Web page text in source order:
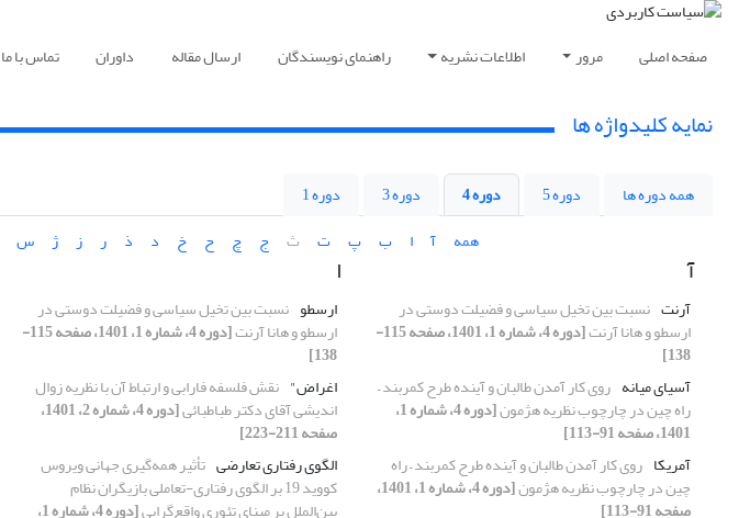
صفحه اصلی مرور اطلاعات نشریه راهنمای نویسندگان ارسال مقاله داوران تماس با ما
نمایه کلیدواژه ها
همه دوره ها دوره 5 دوره 4 دوره 3
دوره 1
همه
آ ا ب پ ت ث ج چ ح خ د ذ ر ز ژ س
آ
آرنت نسبت بین تخیل سیاسی و فضیلت دوستی در
ارسطو و هانا آرنت [دوره 4، شماره 1، 1401، صفحه 115-
138]
آسیای میانه روی کار آمدن طالبان و آینده طرح کمربند –
راه چین در چارچوب نظریه هژمون [دوره 4، شماره 1،
1401، صفحه 91-113]
آمریکا روی کار آمدن طالبان و آینده طرح کمربند – راه
چین در چارچوب نظریه هژمون [دوره 4، شماره 1، 1401،
صفحه 91-113]
ا
ارسطو نسبت بین تخیل سیاسی و فضیلت دوستی در
ارسطو و هانا آرنت [دوره 4، شماره 1، 1401، صفحه 115-
138]
اغراض" نقش فلسفه فارابی و ارتباط آن با نظریه زوال
اندیشی آقای دکتر طباطبائی [دوره 4، شماره 2، 1401،
صفحه 211-223]
الگوی رفتاری تعارضی تأثیر همه‌گیری جهانی ویروس
کووید 19 بر الگوی رفتاری-تعاملی بازیگران نظام
بین‌الملل بر مبنای تئوری واقع‌گرایی [دوره 4، شماره 1،